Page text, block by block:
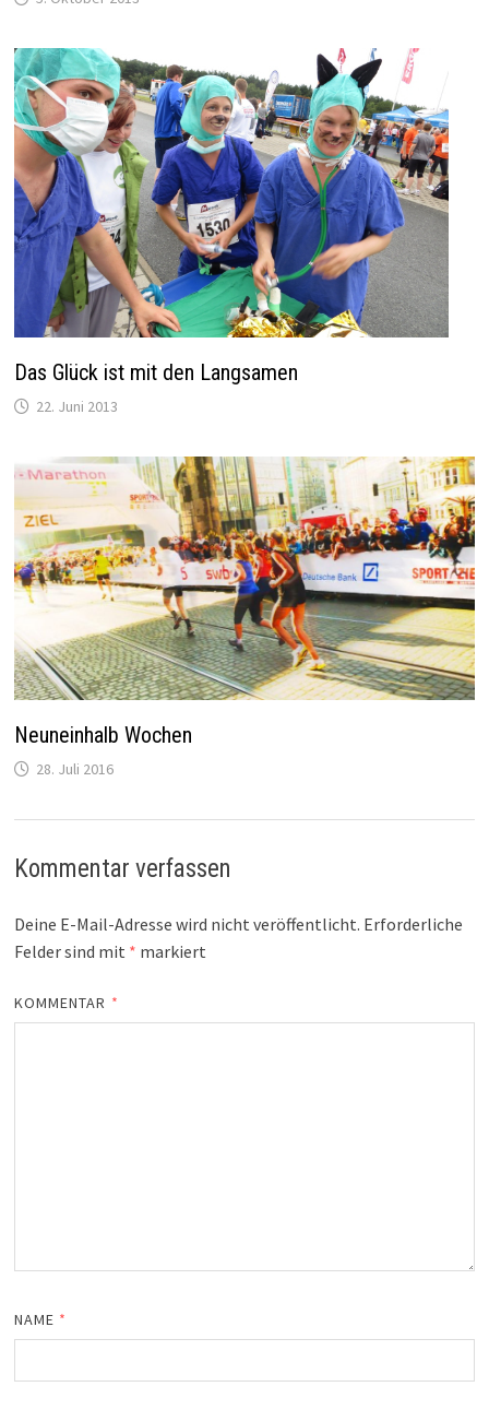
Das Glück ist mit den Langsamen
22. Juni 2013
Neuneinhalb Wochen
28. Juli 2016
Kommentar verfassen
Deine E-Mail-Adresse wird nicht veröffentlicht. Erforderliche
Felder sind mit * markiert
KOMMENTAR *
NAME *